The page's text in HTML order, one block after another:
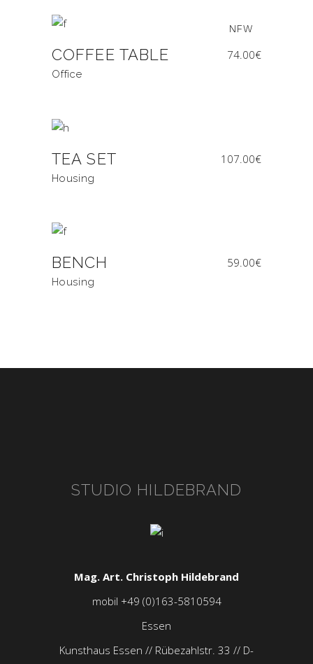
NEW
COFFEE TABLE 74.00€
Office
TEA SET 107.00€
Housing
BENCH 59.00€
Housing
STUDIO HILDEBRAND
Mag. Art. Christoph Hildebrand
mobil +49 (0)163-5810594
Essen
Kunsthaus Essen // Rübezahlstr. 33 // D-